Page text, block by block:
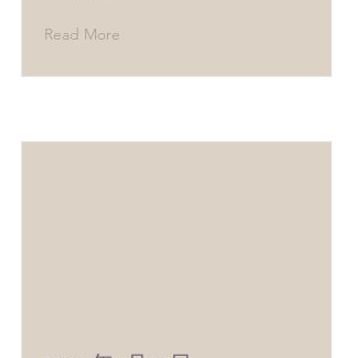
Read More